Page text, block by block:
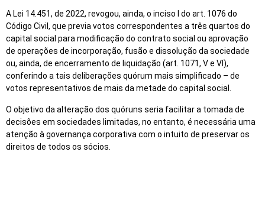
A Lei 14.451, de 2022, revogou, ainda, o inciso I do art. 1076 do
Código Civil, que previa votos correspondentes a três quartos do
capital social para modificação do contrato social ou aprovação
de operações de incorporação, fusão e dissolução da sociedade
ou, ainda, de encerramento de liquidação (art. 1071, V e VI),
conferindo a tais deliberações quórum mais simplificado – de
votos representativos de mais da metade do capital social.
O objetivo da alteração dos quóruns seria facilitar a tomada de
decisões em sociedades limitadas, no entanto, é necessária uma
atenção à governança corporativa com o intuito de preservar os
direitos de todos os sócios.